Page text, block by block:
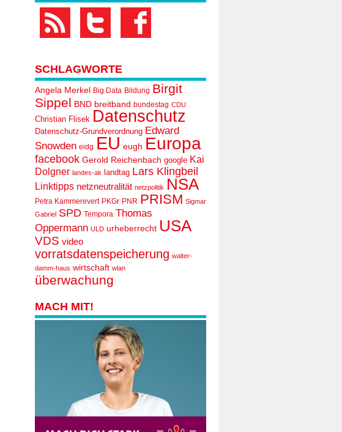
SCHLAGWORTE
Angela Merkel Big Data Bildung Birgit
Sippel BND breitband bundestag CDU
Christian Flisek Datenschutz
Datenschutz-Grundverordnung Edward
Snowden eidg EU eugh Europa
facebook Gerold Reichenbach google Kai
Dolgner landes-ak landtag Lars Klingbeil
Linktipps netzneutralität netzpolitik NSA
Petra Kammerevert PKGr PNR PRISM Sigmar
Gabriel SPD Tempora Thomas
Oppermann ULD urheberrecht USA
VDS video
vorratsdatenspeicherung walter-
damm-haus wirtschaft wlan
überwachung
MACH MIT!